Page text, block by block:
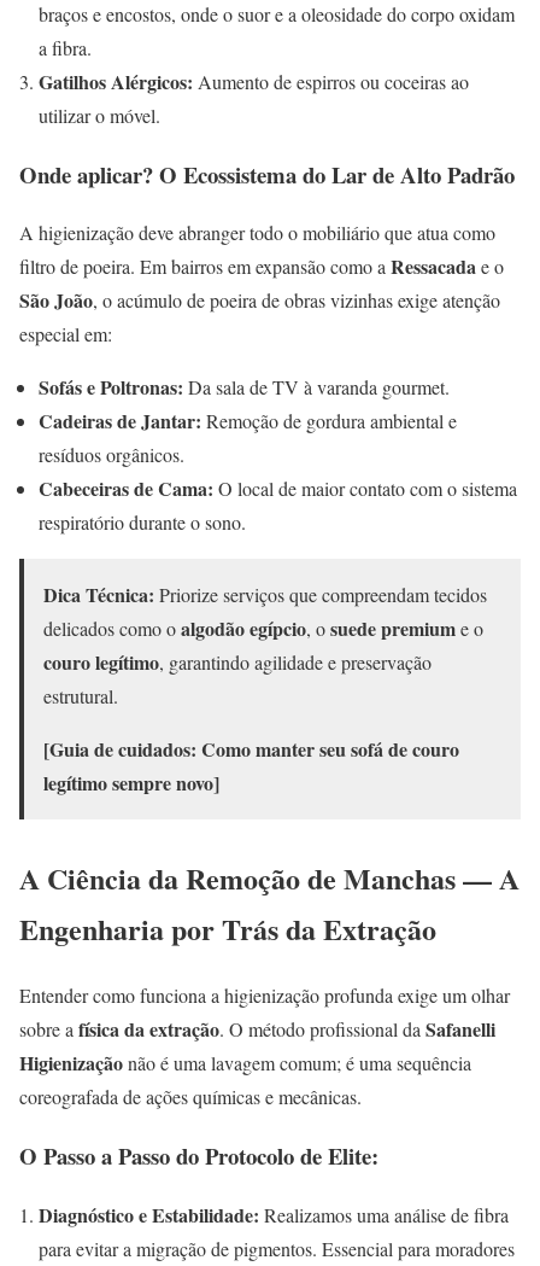
braços e encostos, onde o suor e a oleosidade do corpo oxidam
a fibra.
Gatilhos Alérgicos: Aumento de espirros ou coceiras ao
utilizar o móvel.
Onde aplicar? O Ecossistema do Lar de Alto Padrão
A higienização deve abranger todo o mobiliário que atua como
filtro de poeira. Em bairros em expansão como aRessacadae o
São João, o acúmulo de poeira de obras vizinhas exige atenção
especial em:
Sofás e Poltronas: Da sala de TV à varanda gourmet.
Cadeiras de Jantar: Remoção de gordura ambiental e
resíduos orgânicos.
Cabeceiras de Cama: O local de maior contato com o sistema
respiratório durante o sono.
Dica Técnica: Priorize serviços que compreendam tecidos
delicados como oalgodão egípcio, osuede premiume o
couro legítimo, garantindo agilidade e preservação
estrutural.
[Guia de cuidados: Como manter seu sofá de couro
legítimo sempre novo]
A Ciência da Remoção de Manchas — A
Engenharia por Trás da Extração
Entender como funciona a higienização profunda exige um olhar
sobre afísica da extração. O método profissional daSafanelli
Higienizaçãonão é uma lavagem comum; é uma sequência
coreografada de ações químicas e mecânicas.
O Passo a Passo do Protocolo de Elite:
Diagnóstico e Estabilidade: Realizamos uma análise de fibra
para evitar a migração de pigmentos. Essencial para moradores